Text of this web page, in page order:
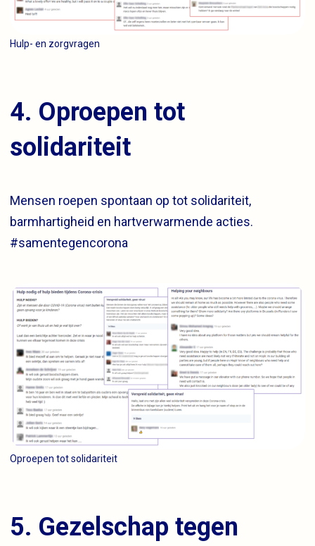
Hulp- en zorgvragen
4. Oproepen tot
solidariteit
Mensen roepen spontaan op tot solidariteit,
barmhartigheid en hartverwarmende acties.
#samentegencorona
Oproepen tot solidariteit
5. Gezelschap tegen